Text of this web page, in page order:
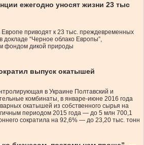
ежегодно уносят жизни 23 тыс
Европе приводят к 23 тыс. преждевременных
докладе “Черное облако Европы”,
фондом дикой природы
выпуск окатышей
в Украине Полтавский и
комбинаты, в январе-июне 2016 года
окатышей из собственного сырья на
периодом 2015 года — до 5 млн 700,1
сократила на 92,6% — до 23,20 тыс. тонн